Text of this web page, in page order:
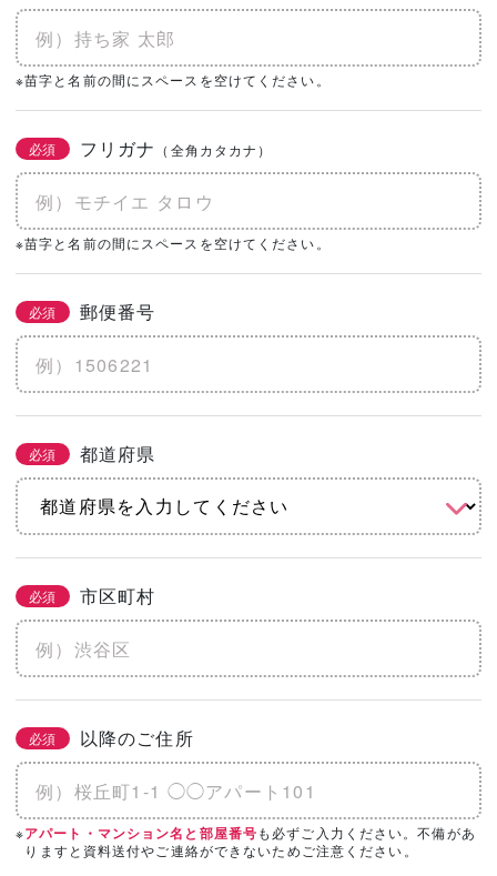
※苗字と名前の間にスペースを空けてください。
必須 フリガナ （全角カタカナ）
※苗字と名前の間にスペースを空けてください。
必須 郵便番号
必須 都道府県
必須 市区町村
必須 以降のご住所
※アパート・マンション名と部屋番号も必ずご入力ください。不備があ
りますと資料送付やご連絡ができないためご注意ください。